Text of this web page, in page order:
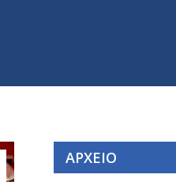
ΑΡΧΕΙΟ